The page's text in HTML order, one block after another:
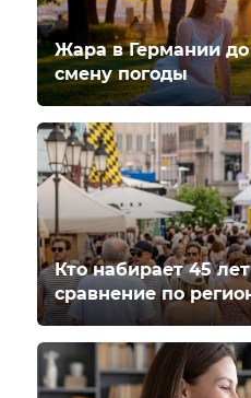
Жара в Германии до
смену погоды
Кто набирает 45
сравнение по